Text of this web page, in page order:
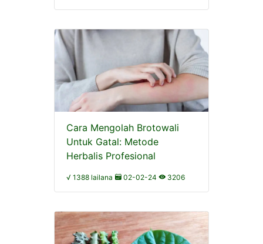
Cara Mengolah Brotowali
Untuk Gatal: Metode
Herbalis Profesional
√ 1388 lailana 02-02-24 3206